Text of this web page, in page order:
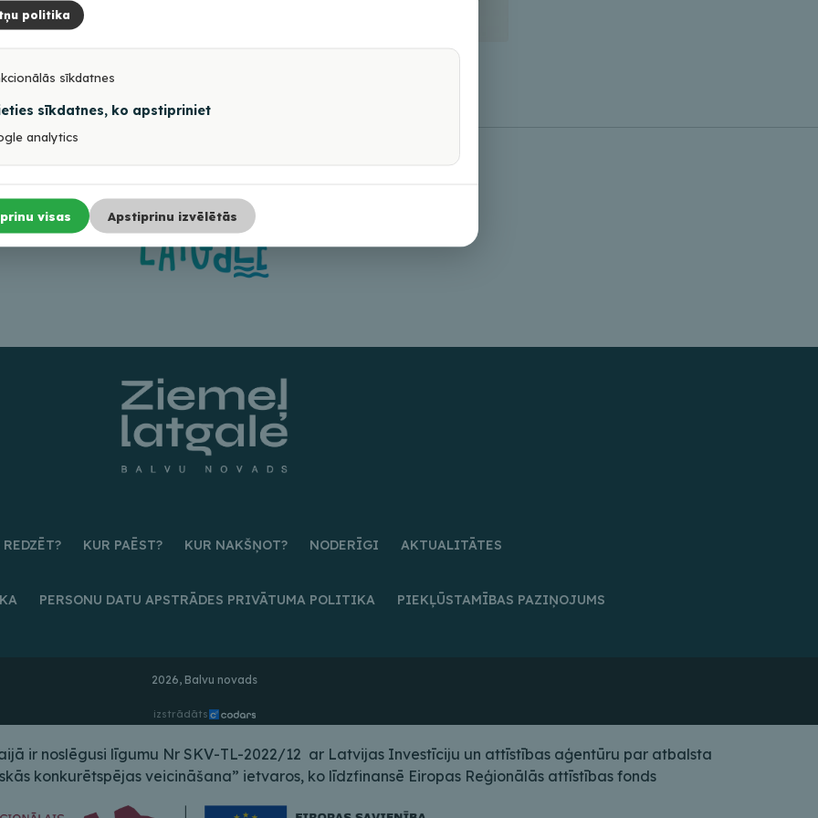
informācijai:
REDZĒT? KUR PAĒST? KUR NAKŠŅOT? NODERĪGI AKTUALITĀTES
PERSONU DATU APSTRĀDES PRIVĀTUMA POLITIKA PIEKĻŪSTAMĪBAS PAZIŅOJUMS
2026, Balvu novads
izstrādāts
ir noslēgusi līgumu Nr SKV-TL-2022/12 ar Latvijas Investīciju un attīstības aģentūru par atbalsta
konkurētspējas veicināšana” ietvaros, ko līdzfinansē Eiropas Reģionālās attīstības fonds
politika
sīkdatnes
sīkdatnes, ko apstipriniet
analytics
visas Apstiprinu izvēlētās